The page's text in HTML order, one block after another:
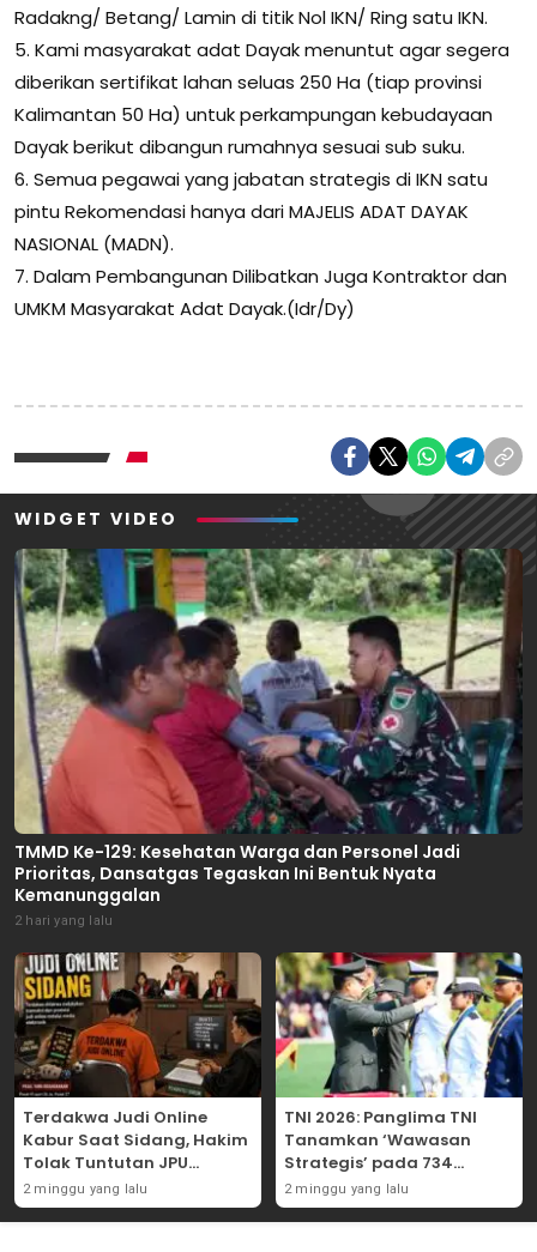
Radakng/ Betang/ Lamin di titik Nol IKN/ Ring satu IKN.
5. Kami masyarakat adat Dayak menuntut agar segera
diberikan sertifikat lahan seluas 250 Ha (tiap provinsi
Kalimantan 50 Ha) untuk perkampungan kebudayaan
Dayak berikut dibangun rumahnya sesuai sub suku.
6. Semua pegawai yang jabatan strategis di IKN satu
pintu Rekomendasi hanya dari MAJELIS ADAT DAYAK
NASIONAL (MADN).
7. Dalam Pembangunan Dilibatkan Juga Kontraktor dan
UMKM Masyarakat Adat Dayak.(Idr/Dy)
WIDGET VIDEO
TMMD Ke-129: Kesehatan Warga dan Personel Jadi
Prioritas, Dansatgas Tegaskan Ini Bentuk Nyata
Kemanunggalan
2 hari yang lalu
Terdakwa Judi Online
Kabur Saat Sidang, Hakim
Tolak Tuntutan JPU
Tanjung Perak karena
Gagal Hadirkan Hartono
2 minggu yang lalu
TNI 2026: Panglima TNI
Tanamkan ‘Wawasan
Strategis’ pada 734
Perwira Baru, Tekankan
Netralitas dan Integritas
2 minggu yang lalu